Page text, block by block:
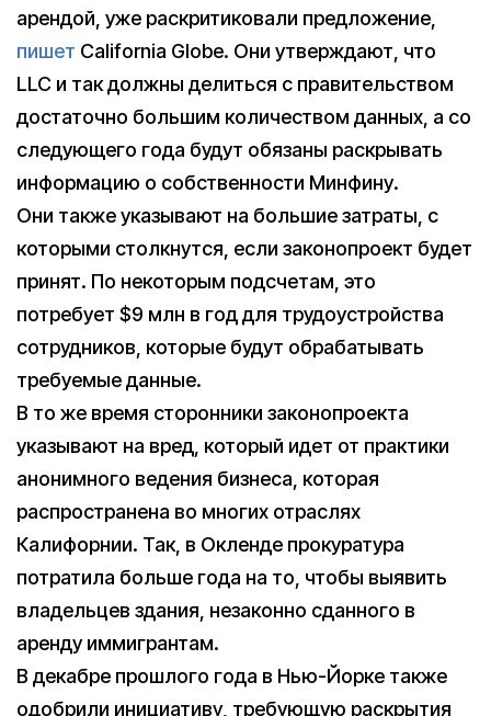
арендой, уже раскритиковали предложение,
пишет California Globe. Они утверждают, что
LLC и так должны делиться с правительством
достаточно большим количеством данных, а со
следующего года будут обязаны раскрывать
информацию о собственности Минфину.
Они также указывают на большие затраты, с
которыми столкнутся, если законопроект будет
принят. По некоторым подсчетам, это
потребует $9 млн в год для трудоустройства
сотрудников, которые будут обрабатывать
требуемые данные.
В то же время сторонники законопроекта
указывают на вред, который идет от практики
анонимного ведения бизнеса, которая
распространена во многих отраслях
Калифорнии. Так, в Окленде прокуратура
потратила больше года на то, чтобы выявить
владельцев здания, незаконно сданного в
аренду иммигрантам.
В декабре прошлого года в Нью-Йорке также
одобрили инициативу, требующую раскрытия